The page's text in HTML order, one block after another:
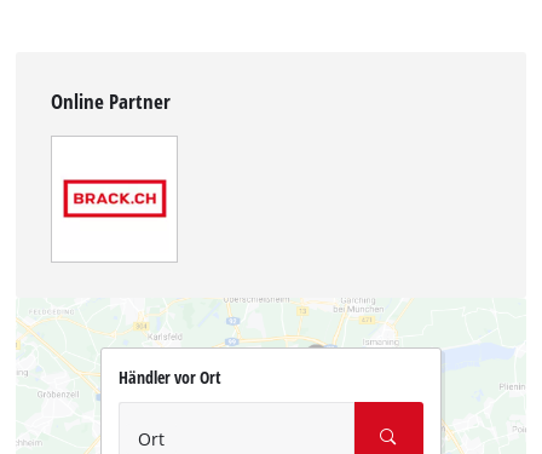
Online Partner
Händler vor Ort
Ort